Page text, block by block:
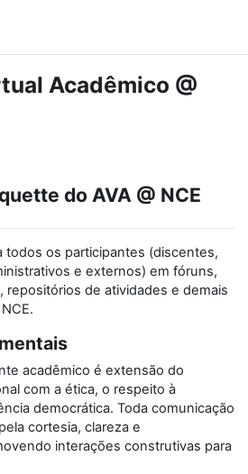
Acadêmico @
do AVA @ NCE
todos os participantes (discentes,
e externos) em fóruns,
repositórios de atividades e demais
acadêmico é extensão do
com a ética, o respeito à
democrática. Toda comunicação
cortesia, clareza e
interações construtivas para